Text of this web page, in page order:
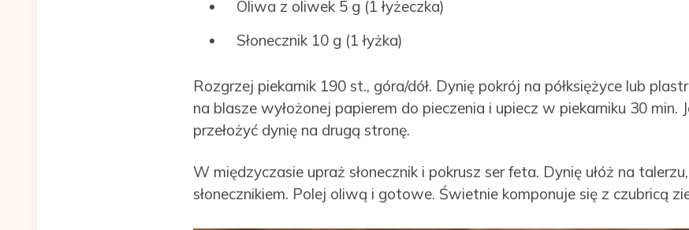
Oliwa z oliwek 5 g (1 łyżeczka)
Słonecznik 10 g (1 łyżka)
Rozgrzej piekarnik 190 st., góra/dół. Dynię pokrój na półksiężyce lub
na blasze wyłożonej papierem do pieczenia i upiecz w piekarniku 30 min.
przełożyć dynię na drugą stronę.
W międzyczasie upraż słonecznik i pokrusz ser feta. Dynię ułóż na
słonecznikiem. Polej oliwą i gotowe. Świetnie komponuje się z czubricą